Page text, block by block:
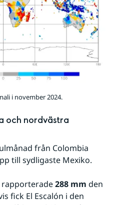
i november 2024.
och nordvästra
från Colombia
till sydligaste Mexiko.
rapporterade 288 mm den
fick El Escalón i den